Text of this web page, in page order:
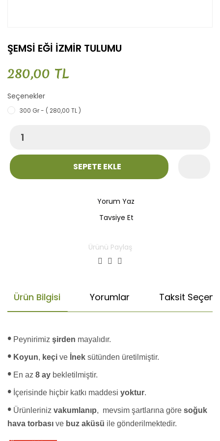
ŞEMSİ EĞİ İZMİR TULUMU
280,00 TL
Seçenekler
300 Gr - ( 280,00 TL )
SEPETE EKLE
Yorum Yaz
Tavsiye Et
Ürünü Paylaş
Ürün Bilgisi Yorumlar Taksit
• Peynirimiz şirden mayalıdır.
• Koyun, keçi ve İnek sütünden üretilmiştir.
• En az 8 ay bekletilmiştir.
• İçerisinde hiçbir katkı maddesi yoktur.
• Ürünleriniz vakumlanıp, mevsim şartlarına göre soğuk
hava torbası ve buz aküsü ile gönderilmektedir.